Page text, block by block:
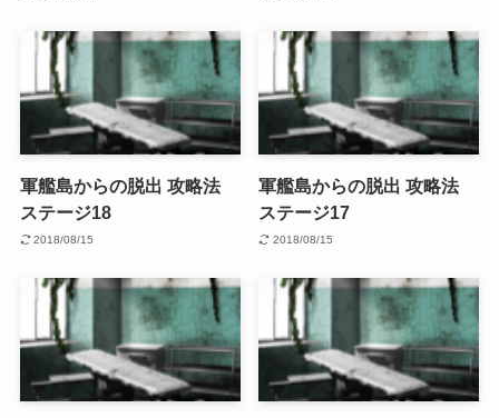
軍艦島からの脱出 攻略法
ステージ18
2018/08/15
軍艦島からの脱出 攻略法
ステージ17
2018/08/15